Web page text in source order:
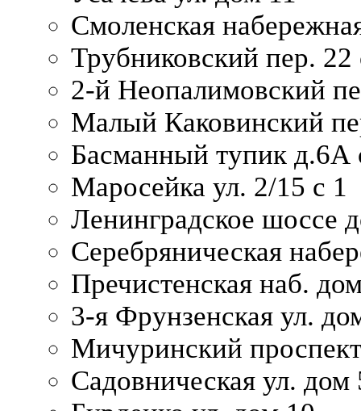
Смоленская
Трубниковский пер. 22
2-й Неопалимовский
Малый Каковинский
Басманный тупик д.6А
Маросейка ул. 2/15 с 1
Ленинградское шоссе
Серебряническая
Пречистенская наб.
3-я Фрунзенская ул.
Мичуринский
Садовническая ул. дом